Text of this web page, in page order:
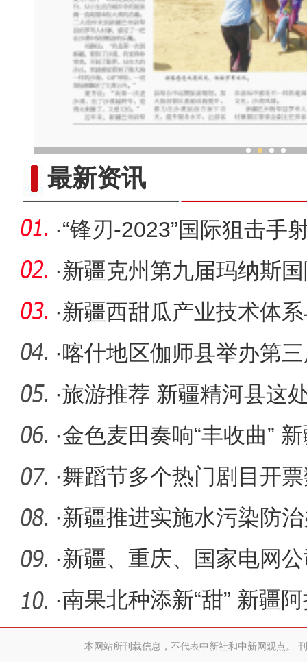
最新资讯
·“锋刃-2023”国际狙击手
支撑公
·新疆克州第九届玛纳斯
·新疆西甜瓜产业技术体
进会在伽
·喀什地区伽师县举办第
活动
·旅游推荐 新疆精河县这
·金色麦田奏响“丰收曲”
麦开镰
·舞蹈节多个热门剧目开
·新疆推进实施水污染防
·新疆、重庆、国家电网
期合作协
·南果北种添新“甜” 新疆
香果获
本网站所刊载信息，不代表中新社和中新网观点。